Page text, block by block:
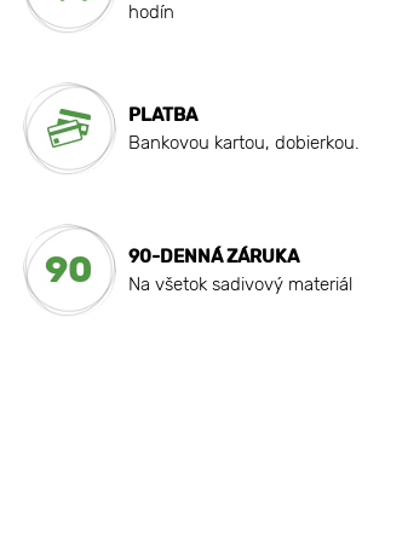
hodín
PLATBA
Bankovou kartou, dobierkou.
90
90-DENNÁ ZÁRUKA
Na všetok sadivový materiál